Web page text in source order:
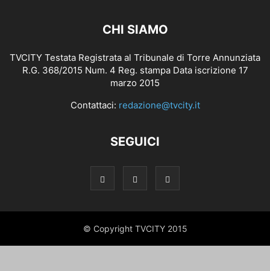
CHI SIAMO
TVCITY Testata Registrata al Tribunale di Torre Annunziata
R.G. 368/2015 Num. 4 Reg. stampa Data iscrizione 17
marzo 2015
Contattaci: redazione@tvcity.it
SEGUICI
© Copyright TVCITY 2015